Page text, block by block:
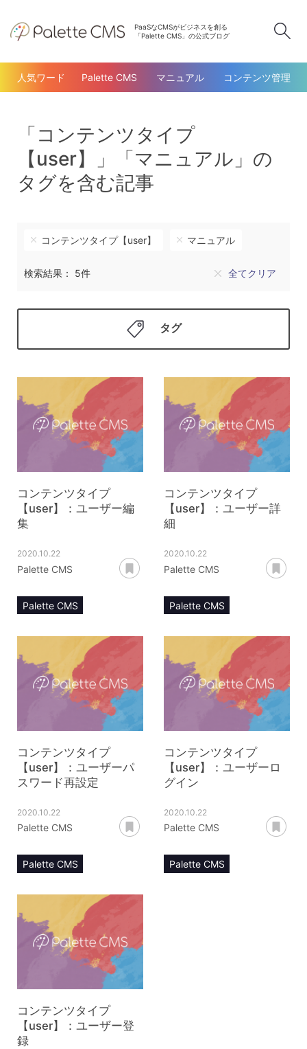
PaaSなCMSがビジネスを創る
「Palette CMS」の公式ブログ
人気ワード Palette CMS マニュアル コンテンツ管理
「コンテンツタイプ
【user】」「マニュアル」の
タグを含む記事
コンテンツタイプ【user】 マニュアル
検索結果： 5件 全てクリア
タグ
コンテンツタイプ
【user】：ユーザー編
集
2020.10.22
Palette CMS
あとで読む
Palette CMS
コンテンツ管理
ユーザー編集
コンテンツタイプ
【user】：ユーザー詳
細
2020.10.22
Palette CMS
Palette CMS
コンテンツ管理
ユーザー詳細
コンテンツタイプ
【user】：ユーザーパ
スワード再設定
2020.10.22
Palette CMS
あとで読む
Palette CMS
コンテンツ管理
ユーザーパスワード再設定
コンテンツタイプ
【user】：ユーザーロ
グイン
2020.10.22
Palette CMS
Palette CMS
コンテンツタイプ
【user】：ユーザー登
録